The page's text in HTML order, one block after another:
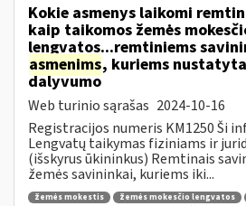
Kokie asmenys laikomi
kaip taikomos žemės
lengvatos...remtiniems
asmenims, kuriems
dalyvumo
Web turinio sąrašas 2024-10-16
Registracijos numeris KM1250 Ši
Lengvatų taikymas fiziniams ir
(išskyrus ūkininkus) Remtinais
žemės savininkai, kuriems iki...
žemės mokestis žemės mokesčio lengvatos